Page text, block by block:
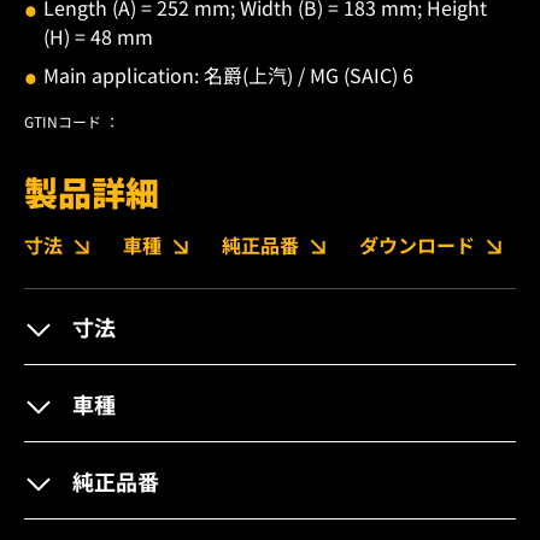
Length (A) = 252 mm; Width (B) = 183 mm; Height
(H) = 48 mm
Main application: 名爵(上汽) / MG (SAIC) 6
GTINコード ：
製品詳細
寸法 車種 純正品番 ダウンロード
寸法
車種
純正品番